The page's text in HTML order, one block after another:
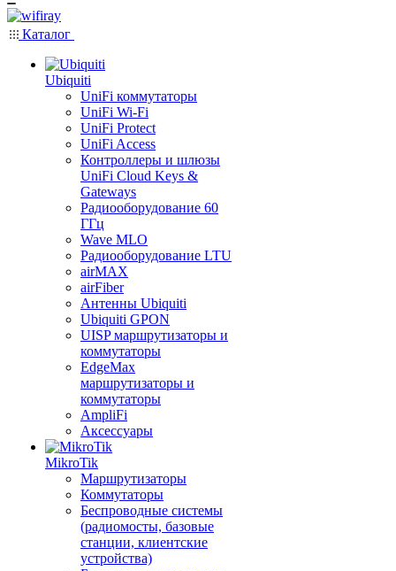
Каталог
Ubiquiti
UniFi коммутаторы
UniFi Wi-Fi
UniFi Protect
UniFi Access
Контроллеры и шлюзы
UniFi Cloud Keys &
Gateways
Радиооборудование 60
ГГц
Wave MLO
Радиооборудование LTU
airMAX
airFiber
Антенны Ubiquiti
Ubiquiti GPON
UISP маршрутизаторы и
коммутаторы
EdgeMax
маршрутизаторы и
коммутаторы
AmpliFi
Аксессуары
MikroTik
Маршрутизаторы
Коммутаторы
Беспроводные системы
(радиомосты, базовые
станции, клиентские
устройства)